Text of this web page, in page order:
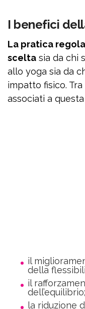
I benefici
La pratica
scelta sia da chi
allo yoga sia da
impatto fisico.
associati a
il
della
il
dell’equilibrio;
la riduzione